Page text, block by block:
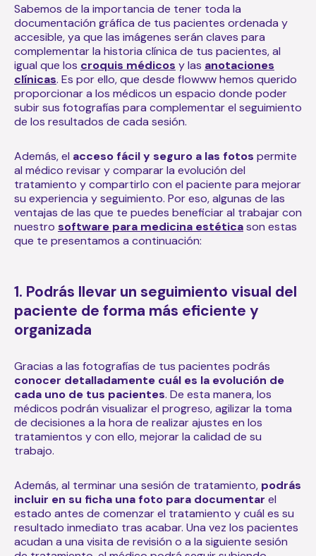
Sabemos de la importancia de tener toda la
documentación gráfica de tus pacientes ordenada y
accesible, ya que las imágenes serán claves para
complementar la historia clínica de tus pacientes, al
igual que los croquis médicos y las anotaciones
clínicas. Es por ello, que desde flowww hemos querido
proporcionar a los médicos un espacio donde poder
subir sus fotografías para complementar el seguimiento
de los resultados de cada sesión.
Además, el acceso fácil y seguro a las fotos permite
al médico revisar y comparar la evolución del
tratamiento y compartirlo con el paciente para mejorar
su experiencia y seguimiento. Por eso, algunas de las
ventajas de las que te puedes beneficiar al trabajar con
nuestro software para medicina estéticason estas
que te presentamos a continuación:
1. Podrás llevar un seguimiento visual del
paciente de forma más eficiente y
organizada
Gracias a las fotografías de tus pacientes podrás
conocer detalladamente cuál es la evolución de
cada uno de tus pacientes. De esta manera, los
médicos podrán visualizar el progreso, agilizar la toma
de decisiones a la hora de realizar ajustes en los
tratamientos y con ello, mejorar la calidad de su
trabajo.
Además, al terminar una sesión de tratamiento, podrás
incluir en su ficha una foto para documentar el
estado antes de comenzar el tratamiento y cuál es su
resultado inmediato tras acabar. Una vez los pacientes
acudan a una visita de revisión o a la siguiente sesión